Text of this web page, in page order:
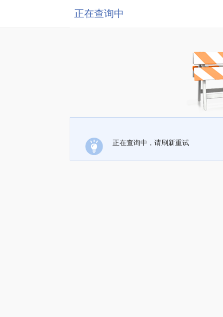
正在查询中
正在查询中，请刷新重试